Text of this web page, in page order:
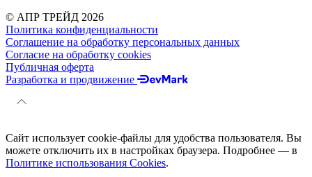
© АПР ТРЕЙД 2026
Политика конфиденциальности
Соглашение на обработку персональных данных
Согласие на обработку cookies
Публичная оферта
Разработка и продвижение
Сайт использует cookie-файлы для удобства пользователя. Вы
можете отключить их в настройках браузера. Подробнее — в
Политике использования Cookies.